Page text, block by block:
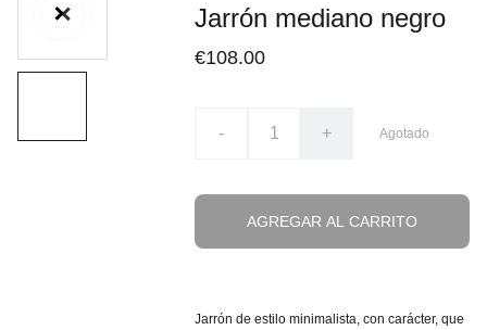
Jarrón mediano negro
€108.00
- + Agotado
AGREGAR AL CARRITO
Jarrón de estilo minimalista, con carácter, que